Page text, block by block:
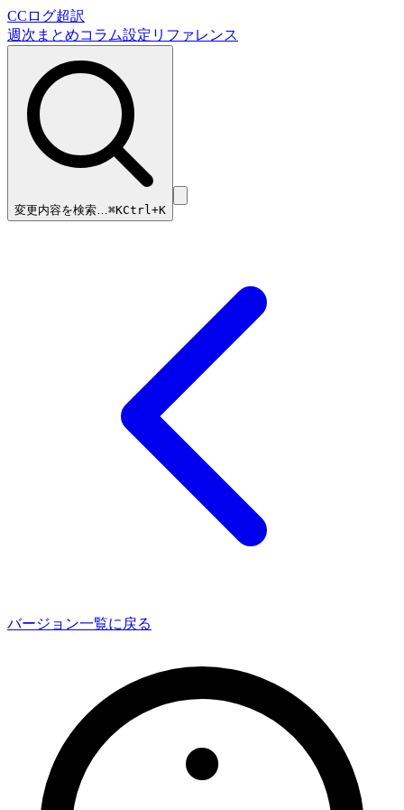
CCログ超訳
週次まとめコラム設定リファレンス
変更内容を検索…⌘KCtrl+K
バージョン一覧に戻る